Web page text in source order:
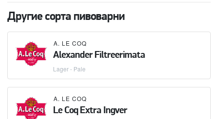
Другие сорта пивоварни
A. LE COQ
Alexander Filtreerimata
Lager - Pale
A. LE COQ
Le Coq Extra Ingver